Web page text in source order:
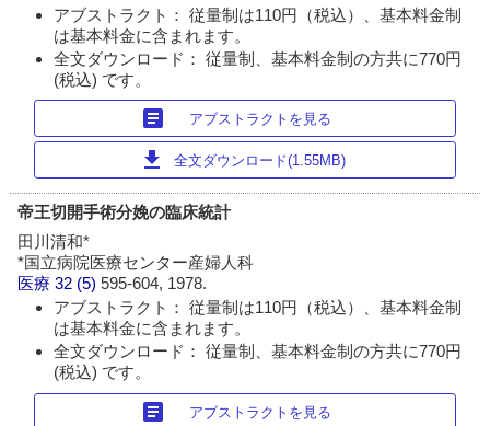
アブストラクト： 従量制は110円（税込）、基本料金制
は基本料金に含まれます。
全文ダウンロード： 従量制、基本料金制の方共に770円
(税込) です。
article アブストラクトを見る
download 全文ダウンロード(1.55MB)
帝王切開手術分娩の臨床統計
田川清和*
*国立病院医療センター産婦人科
医療 32 (5)595-604, 1978.
アブストラクト： 従量制は110円（税込）、基本料金制
は基本料金に含まれます。
全文ダウンロード： 従量制、基本料金制の方共に770円
(税込) です。
article アブストラクトを見る